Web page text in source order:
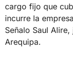
cargo fijo que
incurre la
Señalo Saul
Arequipa.